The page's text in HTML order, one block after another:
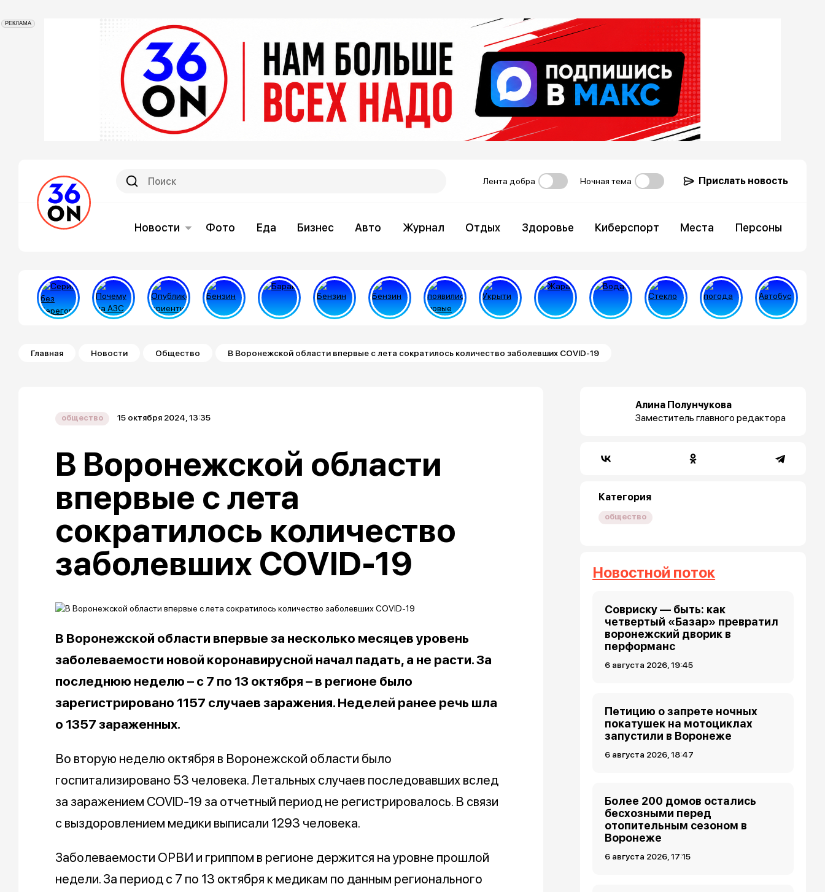
РЕКЛАМА
Лента добра Ночная тема Прислать новость
Новости Фото Еда Бизнес Авто Журнал Отдых Здоровье Киберспорт Места Персоны
Строка навигации
Главная Новости Общество В Воронежской области впервые с лета сократилось количество заболевших COVID-19
общество 15 октября 2024, 13:35
В Воронежской области
впервые с лета
сократилось количество
заболевших COVID-19
В Воронежской области впервые за несколько месяцев уровень
заболеваемости новой коронавирусной начал падать, а не расти. За
последнюю неделю – с 7 по 13 октября – в регионе было
зарегистрировано 1157 случаев заражения. Неделей ранее речь шла
о 1357 зараженных.
Во вторую неделю октября в Воронежской области было
госпитализировано 53 человека. Летальных случаев последовавших вслед
за заражением COVID-19 за отчетный период не регистрировалось. В связи
с выздоровлением медики выписали 1293 человека.
Заболеваемости ОРВИ и гриппом в регионе держится на уровне прошлой
недели. За период с 7 по 13 октября к медикам по данным регионального
Алина Полунчукова
Заместитель главного редактора
Категория
общество
Новостной поток
Совриску — быть: как
четвертый «Базар» превратил
воронежский дворик в
перформанс
6 августа 2026, 19:45
Петицию о запрете ночных
покатушек на мотоциклах
запустили в Воронеже
6 августа 2026, 18:47
Более 200 домов остались
бесхозными перед
отопительным сезоном в
Воронеже
6 августа 2026, 17:15